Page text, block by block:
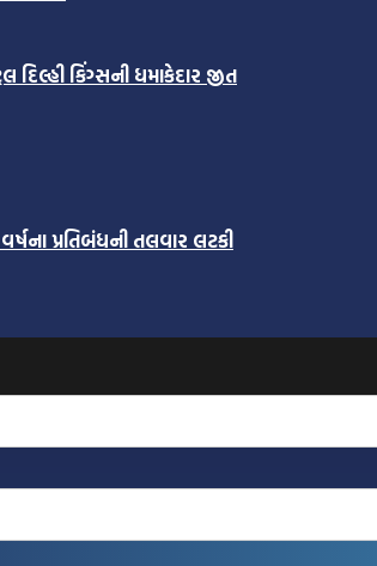
દિલ્હી કિંગ્સની ધમાકેદાર જીત
વર્ષના પ્રતિબંધની તલવાર લટકી